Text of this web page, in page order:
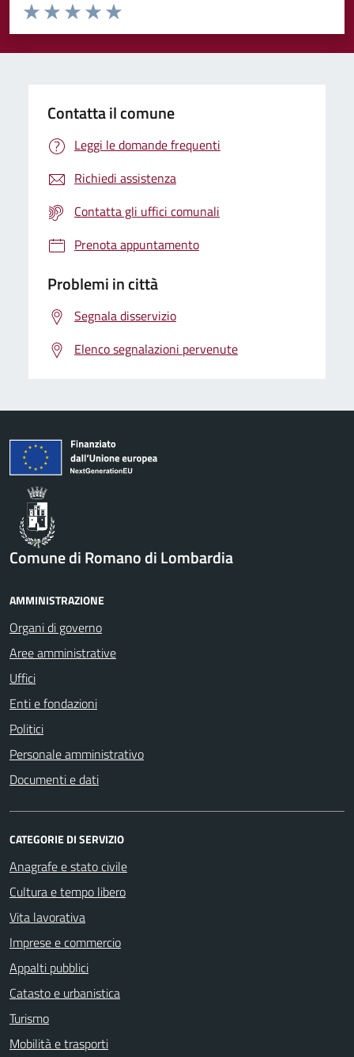
Valuta da 1 a 5 stelle la pagina
Valuta 5 stelle su 5
Valuta 4 stelle su 5
Valuta 3 stelle su 5
Valuta 2 stelle su 5
Valuta 1 stelle su 5
Contatta il comune
Leggi le domande frequenti
Richiedi assistenza
Contatta gli uffici comunali
Prenota appuntamento
Problemi in città
Segnala disservizio
Elenco segnalazioni pervenute
Comune di Romano di Lombardia
AMMINISTRAZIONE
Organi di governo
Aree amministrative
Uffici
Enti e fondazioni
Politici
Personale amministrativo
Documenti e dati
CATEGORIE DI SERVIZIO
Anagrafe e stato civile
Cultura e tempo libero
Vita lavorativa
Imprese e commercio
Appalti pubblici
Catasto e urbanistica
Turismo
Mobilità e trasporti